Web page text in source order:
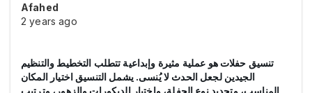
Afahed
2 years ago
تنسيق حفلات هو عملية مثيرة وإبداعية تتطلب التخطيط والتنظيم
الجيدين لجعل الحدث لا يُنسى. يشمل التنسيق اختيار المكان
المناسب، وتحديد نوع الحفلة، واختيار الديكورات والزهور، وترتيب